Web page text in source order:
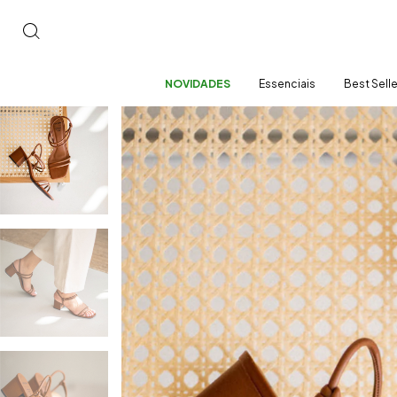
NOVIDADES Essenciais Best